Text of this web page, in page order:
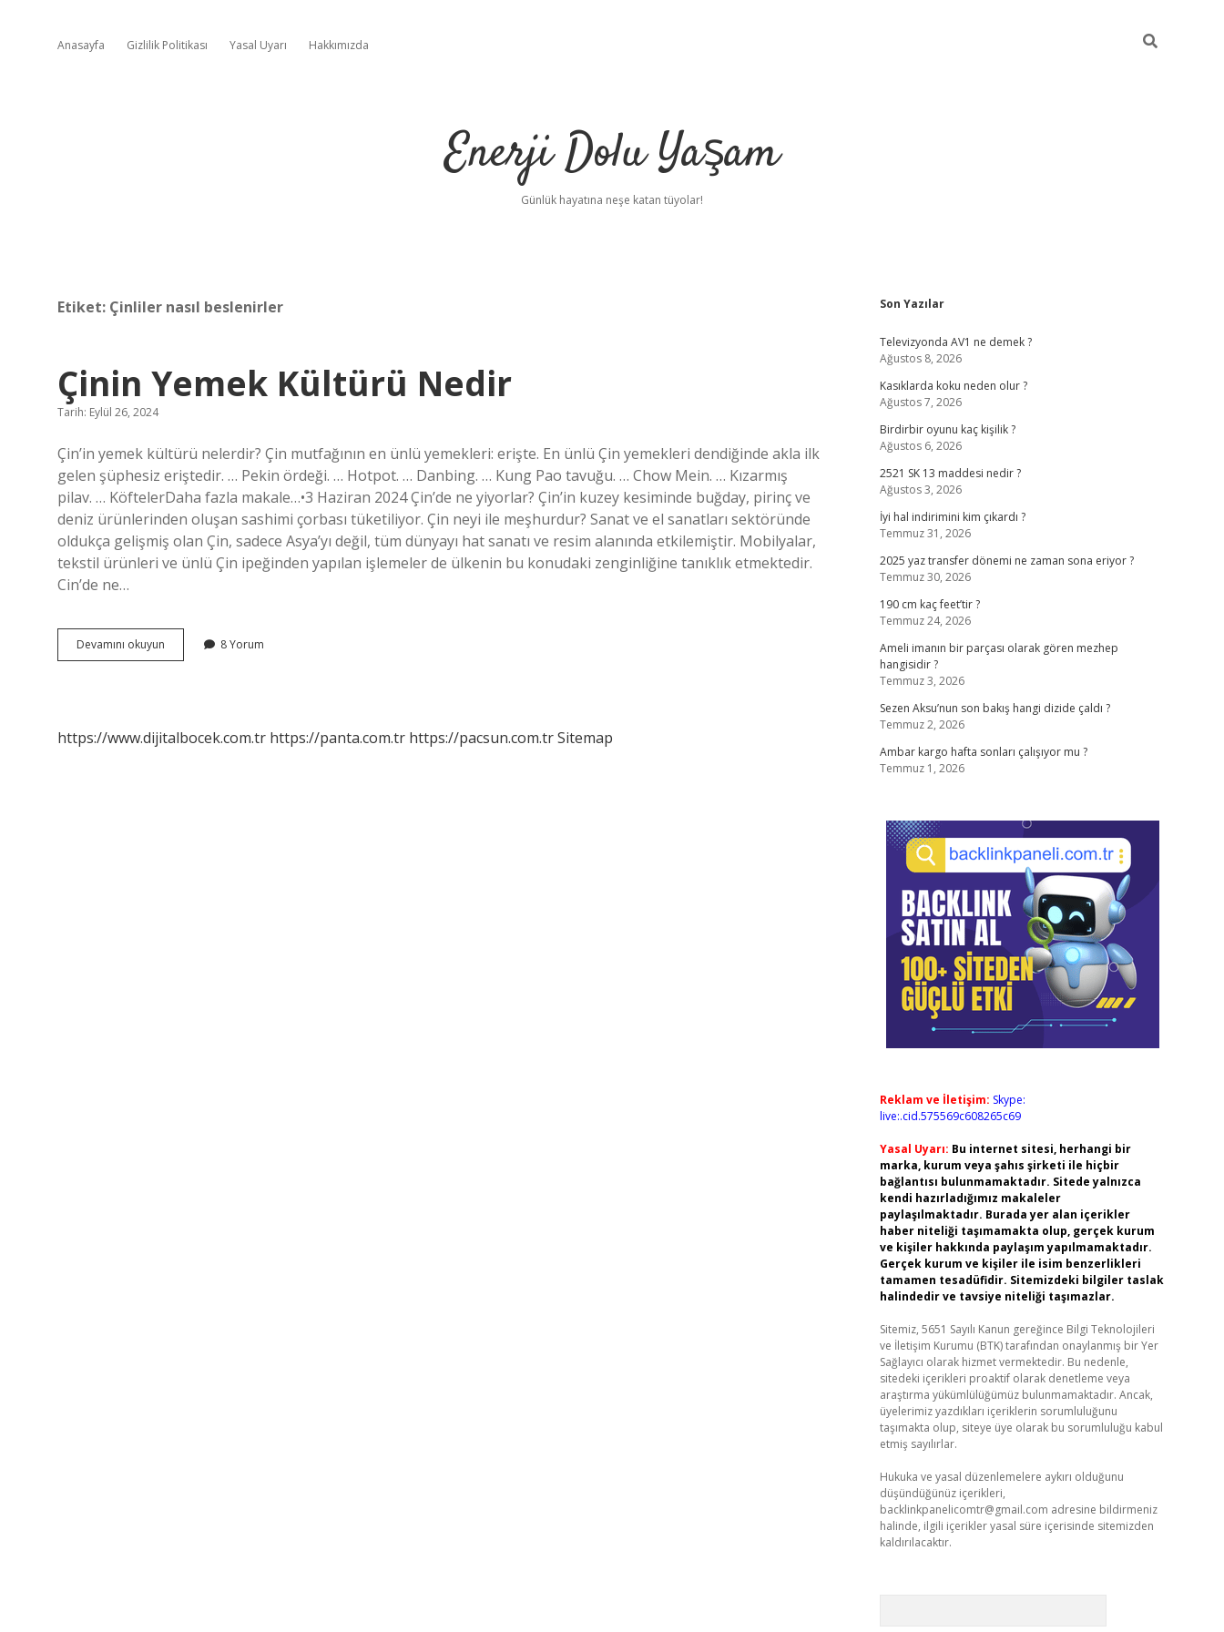
Anasayfa Gizlilik Politikası Yasal Uyarı Hakkımızda
Enerji Dolu Yaşam
Günlük hayatına neşe katan tüyolar!
Etiket: Çinliler nasıl beslenirler
Çinin Yemek Kültürü Nedir
Tarih: Eylül 26, 2024
Çin’in yemek kültürü nelerdir? Çin mutfağının en ünlü yemekleri: erişte. En ünlü Çin yemekleri dendiğinde akla ilk
gelen şüphesiz eriştedir. … Pekin ördeği. … Hotpot. … Danbing. … Kung Pao tavuğu. … Chow Mein. … Kızarmış
pilav. … KöftelerDaha fazla makale…•3 Haziran 2024 Çin’de ne yiyorlar? Çin’in kuzey kesiminde buğday, pirinç ve
deniz ürünlerinden oluşan sashimi çorbası tüketiliyor. Çin neyi ile meşhurdur? Sanat ve el sanatları sektöründe
oldukça gelişmiş olan Çin, sadece Asya’yı değil, tüm dünyayı hat sanatı ve resim alanında etkilemiştir. Mobilyalar,
tekstil ürünleri ve ünlü Çin ipeğinden yapılan işlemeler de ülkenin bu konudaki zenginliğine tanıklık etmektedir.
Cin’de ne…
Devamını okuyun
Yemek
8 Yorum
https://www.dijitalbocek.com.tr https://panta.com.tr https://pacsun.com.trSitemap
Sidebar
Son Yazılar
Televizyonda AV1 ne demek ?
Ağustos 8, 2026
Kasıklarda koku neden olur ?
Ağustos 7, 2026
Birdirbir oyunu kaç kişilik ?
Ağustos 6, 2026
2521 SK 13 maddesi nedir ?
Ağustos 3, 2026
İyi hal indirimini kim çıkardı ?
Temmuz 31, 2026
2025 yaz transfer dönemi ne zaman sona eriyor ?
Temmuz 30, 2026
190 cm kaç feet’tir ?
Temmuz 24, 2026
Ameli imanın bir parçası olarak gören mezhep
hangisidir ?
Temmuz 3, 2026
Sezen Aksu’nun son bakış hangi dizide çaldı ?
Temmuz 2, 2026
Ambar kargo hafta sonları çalışıyor mu ?
Temmuz 1, 2026
Reklam ve İletişim: Skype:
live:.cid.575569c608265c69
Yasal Uyarı: Bu internet sitesi, herhangi bir
marka, kurum veya şahıs şirketi ile hiçbir
bağlantısı bulunmamaktadır. Sitede yalnızca
kendi hazırladığımız makaleler
paylaşılmaktadır. Burada yer alan içerikler
haber niteliği taşımamakta olup, gerçek kurum
ve kişiler hakkında paylaşım yapılmamaktadır.
Gerçek kurum ve kişiler ile isim benzerlikleri
tamamen tesadüfidir. Sitemizdeki bilgiler taslak
halindedir ve tavsiye niteliği taşımazlar.
Sitemiz, 5651 Sayılı Kanun gereğince Bilgi Teknolojileri
ve İletişim Kurumu (BTK) tarafından onaylanmış bir Yer
Sağlayıcı olarak hizmet vermektedir. Bu nedenle,
sitedeki içerikleri proaktif olarak denetleme veya
araştırma yükümlülüğümüz bulunmamaktadır. Ancak,
üyelerimiz yazdıkları içeriklerin sorumluluğunu
taşımakta olup, siteye üye olarak bu sorumluluğu kabul
etmiş sayılırlar.
Hukuka ve yasal düzenlemelere aykırı olduğunu
düşündüğünüz içerikleri,
backlinkpanelicomtr@gmail.com adresine bildirmeniz
halinde, ilgili içerikler yasal süre içerisinde sitemizden
kaldırılacaktır.